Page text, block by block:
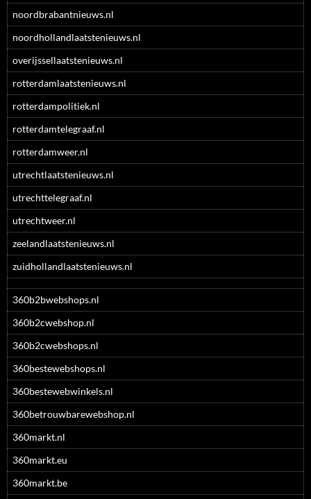
noordbrabantnieuws.nl
noordhollandlaatstenieuws.nl
overijssellaatstenieuws.nl
rotterdamlaatstenieuws.nl
rotterdampolitiek.nl
rotterdamtelegraaf.nl
rotterdamweer.nl
utrechtlaatstenieuws.nl
utrechttelegraaf.nl
utrechtweer.nl
zeelandlaatstenieuws.nl
zuidhollandlaatstenieuws.nl
360b2bwebshops.nl
360b2cwebshop.nl
360b2cwebshops.nl
360bestewebshops.nl
360bestewebwinkels.nl
360betrouwbarewebshop.nl
360markt.nl
360markt.eu
360markt.be